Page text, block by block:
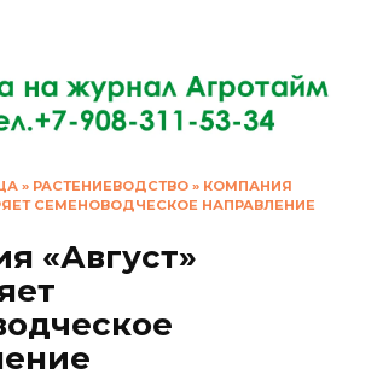
» РАСТЕНИЕВОДСТВО » КОМПАНИЯ
СЕМЕНОВОДЧЕСКОЕ НАПРАВЛЕНИЕ
«Август»